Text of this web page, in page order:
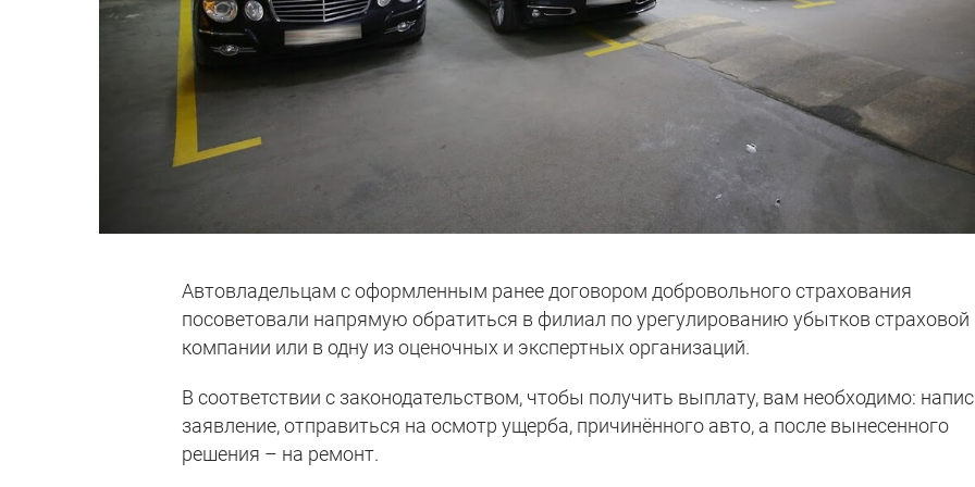
Автовладельцам с оформленным ранее договором добровольного страхования
посоветовали напрямую обратиться в филиал по урегулированию убытков страховой
компании или в одну из оценочных и экспертных организаций.
В соответствии с законодательством, чтобы получить выплату, вам необходимо:
заявление, отправиться на осмотр ущерба, причинённого авто, а после вынесенного
решения – на ремонт.